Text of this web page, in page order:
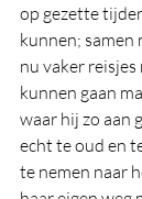
op gezette
kunnen; samen
nu vaker
kunnen gaan
waar hij zo aan
echt te oud en
te nemen naar